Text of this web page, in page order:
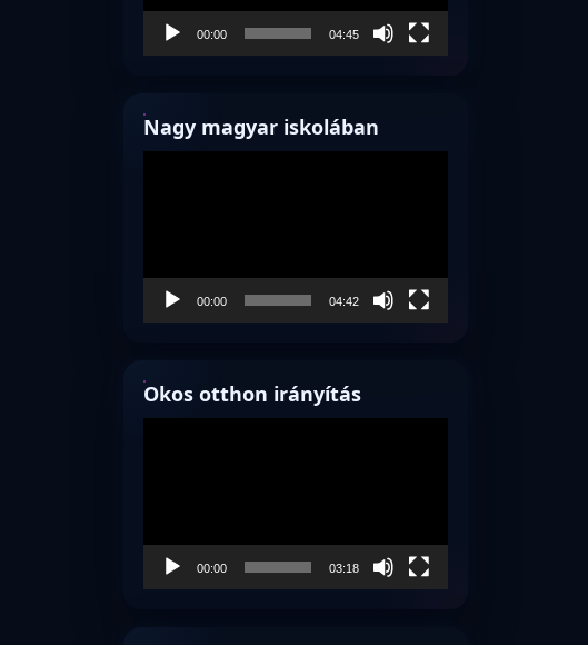
00:00 04:45
Nagy magyar iskolában
00:00 04:42
Okos otthon irányítás
00:00 03:18